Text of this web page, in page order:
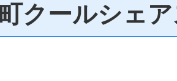
クールシェ